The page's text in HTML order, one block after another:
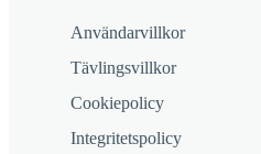
Användarvillkor
Tävlingsvillkor
Cookiepolicy
Integritetspolicy